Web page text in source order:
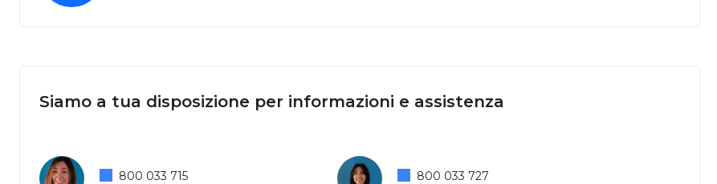
Siamo a tua disposizione per informazioni e assistenza
800 033 715
800 033 727